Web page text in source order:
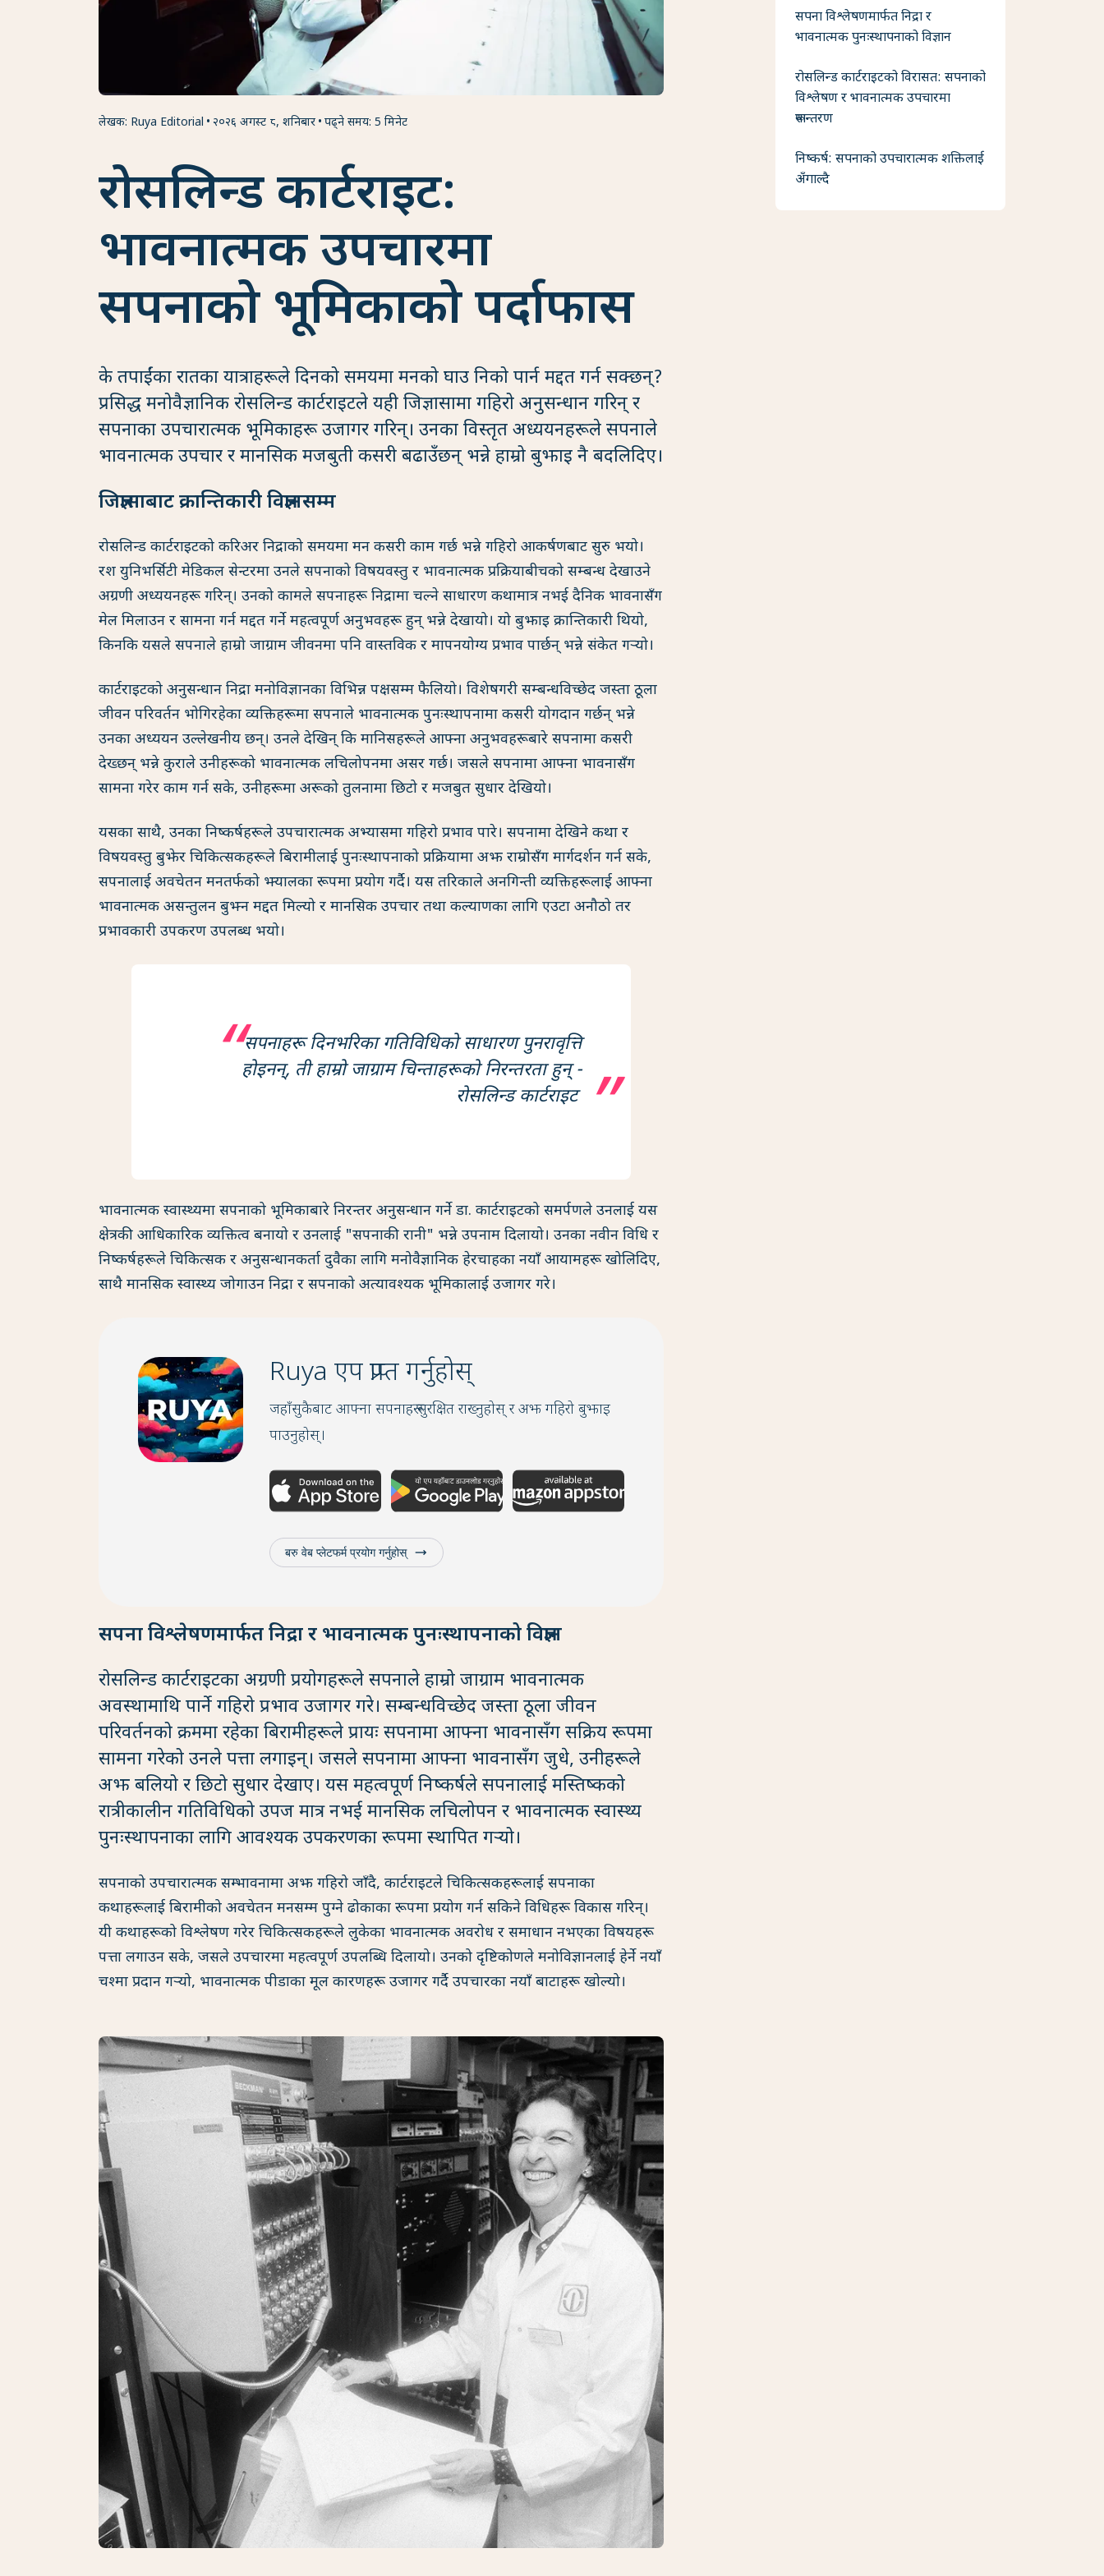
लेखक: Ruya Editorial २०२६ अगस्ट ८, शनिबार पढ्ने समय: 5 मिनेट
रोसलिन्ड कार्टराइट:
भावनात्मक उपचारमा
सपनाको भूमिकाको पर्दाफास
के तपाईंका रातका यात्राहरूले दिनको समयमा मनको घाउ निको पार्न मद्दत गर्न सक्छन्?
प्रसिद्ध मनोवैज्ञानिक रोसलिन्ड कार्टराइटले यही जिज्ञासामा गहिरो अनुसन्धान गरिन् र
सपनाका उपचारात्मक भूमिकाहरू उजागर गरिन्। उनका विस्तृत अध्ययनहरूले सपनाले
भावनात्मक उपचार र मानसिक मजबुती कसरी बढाउँछन् भन्ने हाम्रो बुझाइ नै बदलिदिए।
जिज्ञासाबाट क्रान्तिकारी विज्ञानसम्म
रोसलिन्ड कार्टराइटको करिअर निद्राको समयमा मन कसरी काम गर्छ भन्ने गहिरो आकर्षणबाट सुरु भयो।
रश युनिभर्सिटी मेडिकल सेन्टरमा उनले सपनाको विषयवस्तु र भावनात्मक प्रक्रियाबीचको सम्बन्ध देखाउने
अग्रणी अध्ययनहरू गरिन्। उनको कामले सपनाहरू निद्रामा चल्ने साधारण कथामात्र नभई दैनिक भावनासँग
मेल मिलाउन र सामना गर्न मद्दत गर्ने महत्वपूर्ण अनुभवहरू हुन् भन्ने देखायो। यो बुझाइ क्रान्तिकारी थियो,
किनकि यसले सपनाले हाम्रो जाग्राम जीवनमा पनि वास्तविक र मापनयोग्य प्रभाव पार्छन् भन्ने संकेत गर्‍यो।
कार्टराइटको अनुसन्धान निद्रा मनोविज्ञानका विभिन्न पक्षसम्म फैलियो। विशेषगरी सम्बन्धविच्छेद जस्ता ठूला
जीवन परिवर्तन भोगिरहेका व्यक्तिहरूमा सपनाले भावनात्मक पुनःस्थापनामा कसरी योगदान गर्छन् भन्ने
उनका अध्ययन उल्लेखनीय छन्। उनले देखिन् कि मानिसहरूले आफ्ना अनुभवहरूबारे सपनामा कसरी
देख्छन् भन्ने कुराले उनीहरूको भावनात्मक लचिलोपनमा असर गर्छ। जसले सपनामा आफ्ना भावनासँग
सामना गरेर काम गर्न सके, उनीहरूमा अरूको तुलनामा छिटो र मजबुत सुधार देखियो।
यसका साथै, उनका निष्कर्षहरूले उपचारात्मक अभ्यासमा गहिरो प्रभाव पारे। सपनामा देखिने कथा र
विषयवस्तु बुझेर चिकित्सकहरूले बिरामीलाई पुनःस्थापनाको प्रक्रियामा अझ राम्रोसँग मार्गदर्शन गर्न सके,
सपनालाई अवचेतन मनतर्फको झ्यालका रूपमा प्रयोग गर्दै। यस तरिकाले अनगिन्ती व्यक्तिहरूलाई आफ्ना
भावनात्मक असन्तुलन बुझ्न मद्दत मिल्यो र मानसिक उपचार तथा कल्याणका लागि एउटा अनौठो तर
प्रभावकारी उपकरण उपलब्ध भयो।
सपनाहरू दिनभरिका गतिविधिको साधारण पुनरावृत्ति
होइनन्, ती हाम्रो जाग्राम चिन्ताहरूको निरन्तरता हुन् -
रोसलिन्ड कार्टराइट
भावनात्मक स्वास्थ्यमा सपनाको भूमिकाबारे निरन्तर अनुसन्धान गर्ने डा. कार्टराइटको समर्पणले उनलाई यस
क्षेत्रकी आधिकारिक व्यक्तित्व बनायो र उनलाई "सपनाकी रानी" भन्ने उपनाम दिलायो। उनका नवीन विधि र
निष्कर्षहरूले चिकित्सक र अनुसन्धानकर्ता दुवैका लागि मनोवैज्ञानिक हेरचाहका नयाँ आयामहरू खोलिदिए,
साथै मानसिक स्वास्थ्य जोगाउन निद्रा र सपनाको अत्यावश्यक भूमिकालाई उजागर गरे।
Ruya एप प्राप्त गर्नुहोस्
जहाँसुकैबाट आफ्ना सपनाहरू सुरक्षित राख्नुहोस् र अझ गहिरो बुझाइ
पाउनुहोस्।
बरु वेब प्लेटफर्म प्रयोग गर्नुहोस् trending_flat
सपना विश्लेषणमार्फत निद्रा र भावनात्मक पुनःस्थापनाको विज्ञान
रोसलिन्ड कार्टराइटका अग्रणी प्रयोगहरूले सपनाले हाम्रो जाग्राम भावनात्मक
अवस्थामाथि पार्ने गहिरो प्रभाव उजागर गरे। सम्बन्धविच्छेद जस्ता ठूला जीवन
परिवर्तनको क्रममा रहेका बिरामीहरूले प्रायः सपनामा आफ्ना भावनासँग सक्रिय रूपमा
सामना गरेको उनले पत्ता लगाइन्। जसले सपनामा आफ्ना भावनासँग जुधे, उनीहरूले
अझ बलियो र छिटो सुधार देखाए। यस महत्वपूर्ण निष्कर्षले सपनालाई मस्तिष्कको
रात्रीकालीन गतिविधिको उपज मात्र नभई मानसिक लचिलोपन र भावनात्मक स्वास्थ्य
पुनःस्थापनाका लागि आवश्यक उपकरणका रूपमा स्थापित गर्‍यो।
सपनाको उपचारात्मक सम्भावनामा अझ गहिरो जाँदै, कार्टराइटले चिकित्सकहरूलाई सपनाका
कथाहरूलाई बिरामीको अवचेतन मनसम्म पुग्ने ढोकाका रूपमा प्रयोग गर्न सकिने विधिहरू विकास गरिन्।
यी कथाहरूको विश्लेषण गरेर चिकित्सकहरूले लुकेका भावनात्मक अवरोध र समाधान नभएका विषयहरू
पत्ता लगाउन सके, जसले उपचारमा महत्वपूर्ण उपलब्धि दिलायो। उनको दृष्टिकोणले मनोविज्ञानलाई हेर्ने नयाँ
चश्मा प्रदान गर्‍यो, भावनात्मक पीडाका मूल कारणहरू उजागर गर्दै उपचारका नयाँ बाटाहरू खोल्यो।
सपना विश्लेषणमार्फत निद्रा र
भावनात्मक पुनःस्थापनाको विज्ञान
रोसलिन्ड कार्टराइटको विरासत: सपनाको
विश्लेषण र भावनात्मक उपचारमा
रूपान्तरण
निष्कर्ष: सपनाको उपचारात्मक शक्तिलाई
अँगाल्दै